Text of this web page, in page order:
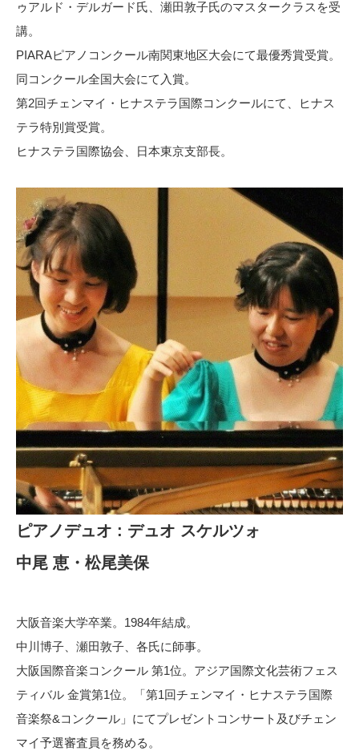
ゥアルド・デルガード氏、瀬田敦子氏のマスタークラスを受
講。
PIARAピアノコンクール南関東地区大会にて最優秀賞受賞。
同コンクール全国大会にて入賞。
第2回チェンマイ・ヒナステラ国際コンクールにて、ヒナス
テラ特別賞受賞。
ヒナステラ国際協会、日本東京支部長。
ピアノデュオ : デュオ スケルツォ
中尾 恵・松尾美保
大阪音楽大学卒業。1984年結成。
中川博子、瀬田敦子、各氏に師事。
大阪国際音楽コンクール 第1位。アジア国際文化芸術フェス
ティバル 金賞第1位。「第1回チェンマイ・ヒナステラ国際
音楽祭&コンクール」にてプレゼントコンサート及びチェン
マイ予選審査員を務める。